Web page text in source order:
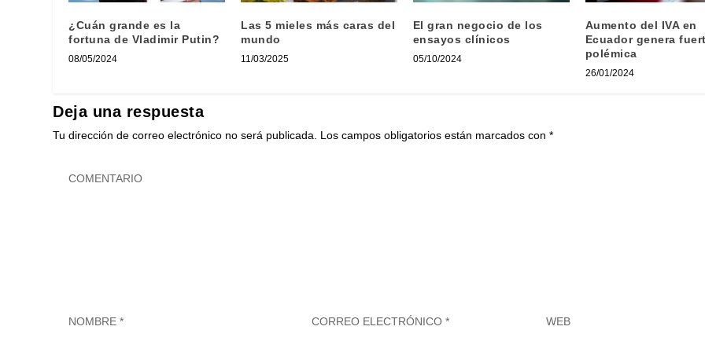
¿Cuán grande es la
fortuna de Vladimir Putin?
08/05/2024
Las 5 mieles más caras del
mundo
11/03/2025
El gran negocio de los
ensayos clínicos
05/10/2024
Aumento del IVA en
Ecuador genera
polémica
26/01/2024
Deja una respuesta
Tu dirección de correo electrónico no será publicada. Los campos obligatorios están marcados con*